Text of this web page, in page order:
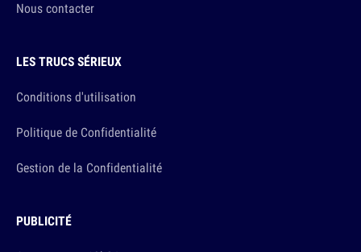
Nous contacter
LES TRUCS SÉRIEUX
Conditions d'utilisation
Politique de Confidentialité
Gestion de la Confidentialité
PUBLICITÉ